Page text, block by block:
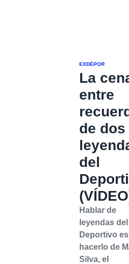
EXDÉPOR
La
entre
de dos
del
Hablar de
leyendas del
Deportivo es
hacerlo de
Silva, el